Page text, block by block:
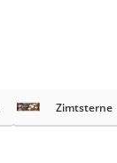
Zimtsterne